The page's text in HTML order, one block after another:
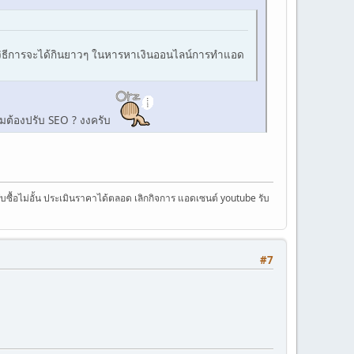
ารจะได้กินยาวๆ ในหารหาเงินออนไลน์การทำแอด
องปรับ SEO ? งงครับ
อไม่อั้น ประเมินราคาได้ตลอด เลิกกิจการ แอดเซนต์ youtube รับ
#7